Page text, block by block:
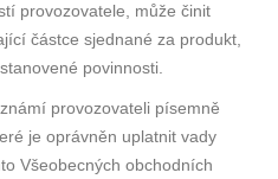
provozovatele, může činit
částce sjednané za produkt,
povinnosti.
provozovateli písemně
je oprávněn uplatnit vady
Všeobecných obchodních